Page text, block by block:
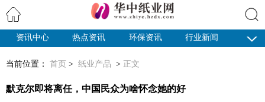
搜索
资讯中心 热点资讯 环保资讯
行业新闻
当前位置： 首页 > 纸业产品 > 正文
默克尔即将离任，中国民众为啥怀念她的好